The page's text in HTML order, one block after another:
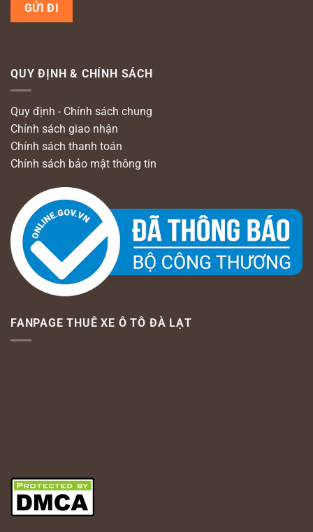
QUY ĐỊNH & CHÍNH SÁCH
Quy định - Chính sách chung
Chính sách giao nhận
Chính sách thanh toán
Chính sách bảo mật thông tin
FANPAGE THUÊ XE Ô TÔ ĐÀ LẠT